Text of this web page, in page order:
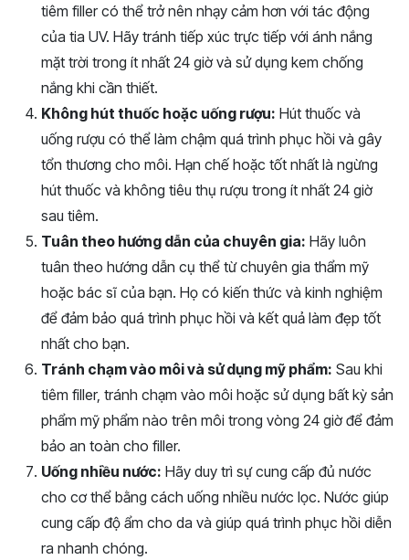
tiêm filler có thể trở nên nhạy cảm hơn với tác động
của tia UV. Hãy tránh tiếp xúc trực tiếp với ánh nắng
mặt trời trong ít nhất 24 giờ và sử dụng kem chống
nắng khi cần thiết.
Không hút thuốc hoặc uống rượu: Hút thuốc và
uống rượu có thể làm chậm quá trình phục hồi và gây
tổn thương cho môi. Hạn chế hoặc tốt nhất là ngừng
hút thuốc và không tiêu thụ rượu trong ít nhất 24 giờ
sau tiêm.
Tuân theo hướng dẫn của chuyên gia: Hãy luôn
tuân theo hướng dẫn cụ thể từ chuyên gia thẩm mỹ
hoặc bác sĩ của bạn. Họ có kiến thức và kinh nghiệm
để đảm bảo quá trình phục hồi và kết quả làm đẹp tốt
nhất cho bạn.
Tránh chạm vào môi và sử dụng mỹ phẩm: Sau khi
tiêm filler, tránh chạm vào môi hoặc sử dụng bất kỳ sản
phẩm mỹ phẩm nào trên môi trong vòng 24 giờ để đảm
bảo an toàn cho filler.
Uống nhiều nước: Hãy duy trì sự cung cấp đủ nước
cho cơ thể bằng cách uống nhiều nước lọc. Nước giúp
cung cấp độ ẩm cho da và giúp quá trình phục hồi diễn
ra nhanh chóng.